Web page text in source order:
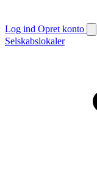
Log ind Opret konto
Selskabslokaler